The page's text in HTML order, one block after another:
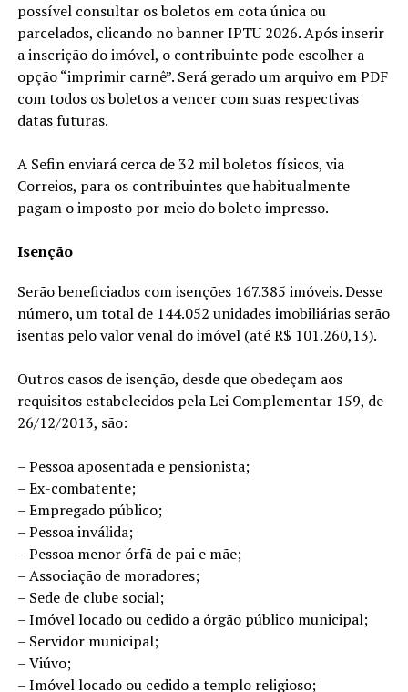
possível consultar os boletos em cota única ou
parcelados, clicando no banner IPTU 2026. Após inserir
a inscrição do imóvel, o contribuinte pode escolher a
opção “imprimir carnê”. Será gerado um arquivo em PDF
com todos os boletos a vencer com suas respectivas
datas futuras.
A Sefin enviará cerca de 32 mil boletos físicos, via
Correios, para os contribuintes que habitualmente
pagam o imposto por meio do boleto impresso.
Isenção
Serão beneficiados com isenções 167.385 imóveis. Desse
número, um total de 144.052 unidades imobiliárias serão
isentas pelo valor venal do imóvel (até R$ 101.260,13).
Outros casos de isenção, desde que obedeçam aos
requisitos estabelecidos pela Lei Complementar 159, de
26/12/2013, são:
– Pessoa aposentada e pensionista;
– Ex-combatente;
– Empregado público;
– Pessoa inválida;
– Pessoa menor órfã de pai e mãe;
– Associação de moradores;
– Sede de clube social;
– Imóvel locado ou cedido a órgão público municipal;
– Servidor municipal;
– Viúvo;
– Imóvel locado ou cedido a templo religioso;